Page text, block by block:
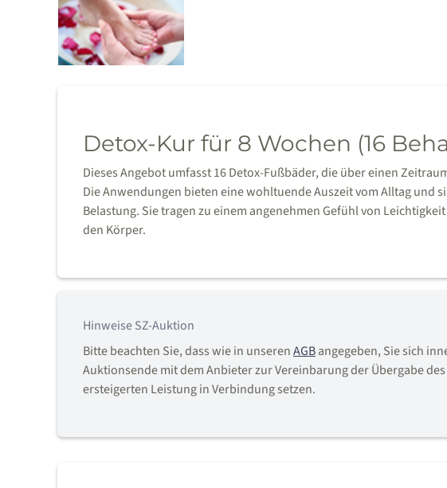
Detox-Kur für 8 Wochen (16
Dieses Angebot umfasst 16 Detox-Fußbäder, die über einen
Die Anwendungen bieten eine wohltuende Auszeit vom Alltag und
Belastung. Sie tragen zu einem angenehmen Gefühl von
den Körper.
Hinweise SZ-Auktion
Bitte beachten Sie, dass wie in unserenAGBangegeben, Sie sich
Auktionsende mit dem Anbieter zur Vereinbarung der Übergabe
ersteigerten Leistung in Verbindung setzen.